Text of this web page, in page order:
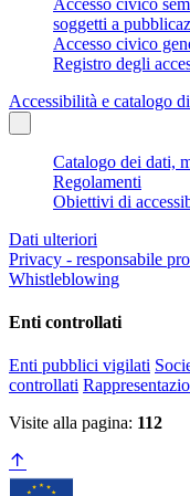
soggetti a
Accesso civico
Registro degli
Accessibilità e catalogo
Catalogo dei dati,
Regolamenti
Obiettivi di
Dati ulteriori
Privacy - responsabile
Whistleblowing
Enti controllati
Enti pubblici vigilati
controllati
Visite alla pagina: 112